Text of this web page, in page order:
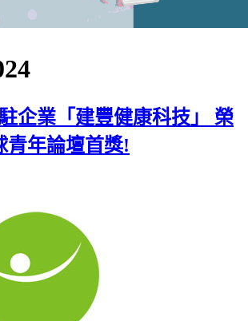
企業「建豐健康科技」 榮
青年論壇首獎!